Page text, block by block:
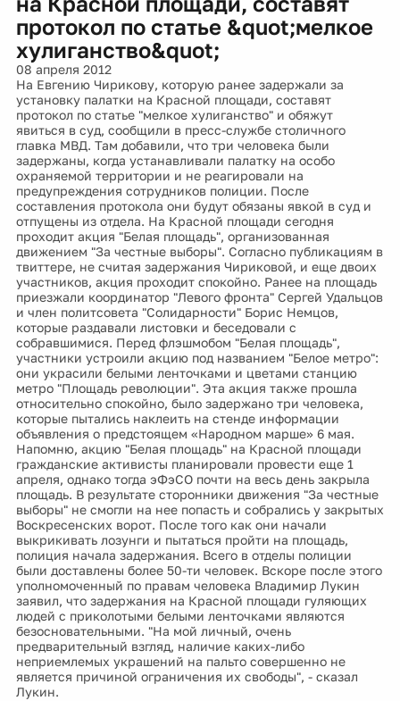
протокол по статье &quot;мелкое
хулиганство&quot;
08 апреля 2012
На Евгению Чирикову, которую ранее задержали за
установку палатки на Красной площади, составят
протокол по статье "мелкое хулиганство" и обяжут
явиться в суд, сообщили в пресс-службе столичного
главка МВД. Там добавили, что три человека были
задержаны, когда устанавливали палатку на особо
охраняемой территории и не реагировали на
предупреждения сотрудников полиции. После
составления протокола они будут обязаны явкой в суд и
отпущены из отдела. На Красной площади сегодня
проходит акция "Белая площадь", организованная
движением "За честные выборы". Согласно публикациям в
твиттере, не считая задержания Чириковой, и еще двоих
участников, акция проходит спокойно. Ранее на площадь
приезжали координатор "Левого фронта" Сергей Удальцов
и член политсовета "Солидарности" Борис Немцов,
которые раздавали листовки и беседовали с
собравшимися. Перед флэшмобом "Белая площадь",
участники устроили акцию под названием "Белое метро":
они украсили белыми ленточками и цветами станцию
метро "Площадь революции". Эта акция также прошла
относительно спокойно, было задержано три человека,
которые пытались наклеить на стенде информации
объявления о предстоящем «Народном марше» 6 мая.
Напомню, акцию "Белая площадь" на Красной площади
гражданские активисты планировали провести еще 1
апреля, однако тогда эФэСО почти на весь день закрыла
площадь. В результате сторонники движения "За честные
выборы" не смогли на нее попасть и собрались у закрытых
Воскресенских ворот. После того как они начали
выкрикивать лозунги и пытаться пройти на площадь,
полиция начала задержания. Всего в отделы полиции
были доставлены более 50-ти человек. Вскоре после этого
уполномоченный по правам человека Владимир Лукин
заявил, что задержания на Красной площади гуляющих
людей с приколотыми белыми ленточками являются
безосновательными. "На мой личный, очень
предварительный взгляд, наличие каких-либо
неприемлемых украшений на пальто совершенно не
является причиной ограничения их свободы", - сказал
Лукин.